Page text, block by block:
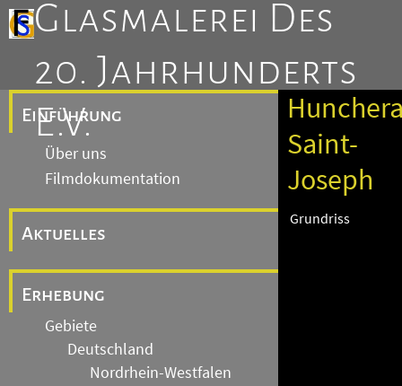
Glasmalerei Des
20. Jahrhunderts
E.V.
Einführung
Über uns
Filmdokumentation
Aktuelles
Erhebung
Gebiete
Deutschland
Nordrhein-Westfalen
Saint-
Joseph
Grundriss